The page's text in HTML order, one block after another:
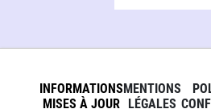
INFORMATIONS
MISES À JOUR
MENTIONS
LÉGALES